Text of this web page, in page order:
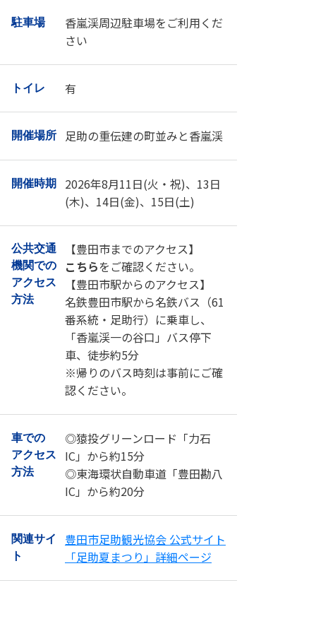
駐車場
香嵐渓周辺駐車場をご利用くだ
さい
トイレ 有
開催場所 足助の重伝建の町並みと香嵐渓
開催時期
2026年8月11日(火・祝)、13日
(木)、14日(金)、15日(土)
公共交通
機関での
アクセス
方法
【豊田市までのアクセス】
こちらをご確認ください。
【豊田市駅からのアクセス】
名鉄豊田市駅から名鉄バス（61
番系統・足助行）に乗車し、
「香嵐渓一の谷口」バス停下
車、徒歩約5分
※帰りのバス時刻は事前にご確
認ください。
車での
アクセス
方法
◎猿投グリーンロード「力石
IC」から約15分
◎東海環状自動車道「豊田勘八
IC」から約20分
関連サイ
ト
豊田市足助観光協会 公式サイト
「足助夏まつり」詳細ページ